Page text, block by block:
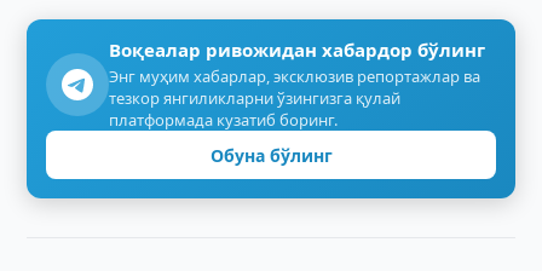
Воқеалар ривожидан хабардор бўлинг
Энг муҳим хабарлар, эксклюзив репортажлар ва
тезкор янгиликларни ўзингизга қулай
платформада кузатиб боринг.
Обуна бўлинг